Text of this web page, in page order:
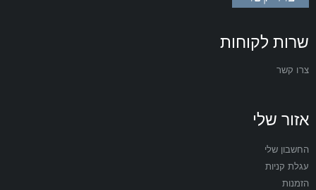
שרות לקוחות
צרו קשר
אזור שלי
החשבון שלי
עגלת קניות
הזמנות